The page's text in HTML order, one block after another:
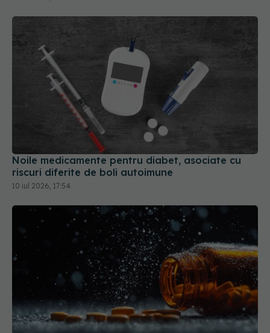
Noile medicamente pentru diabet, asociate cu
riscuri diferite de boli autoimune
10 iul 2026, 17:54
Medicamentul ieftin care crește riscul de infarct
și AVC. Ce trebuie să știi despre ibuprofen